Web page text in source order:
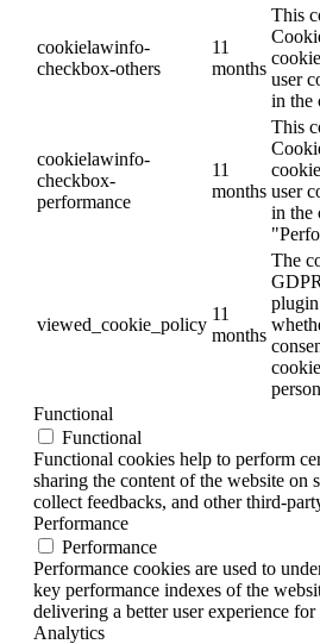
cookielawinfo-
checkbox-others
11
months
This
user
in the
cookielawinfo-
checkbox-
performance
11
months
This
user
in the
viewed_cookie_policy
11
months
The
plugin
Functional
Functional
Functional cookies help to perform
sharing the content of the website on
collect feedbacks, and other third-
Performance
Performance
Performance cookies are used to
key performance indexes of the
delivering a better user experience
Analytics